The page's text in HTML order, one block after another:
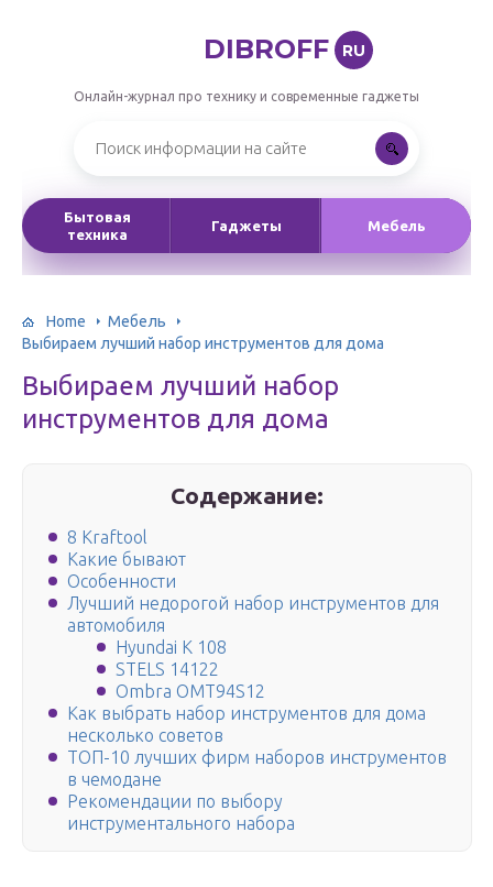
DIBROFF RU
Онлайн-журнал про технику и современные гаджеты
Бытовая
техника
Гаджеты Мебель
Home
Мебель
Выбираем лучший набор инструментов для дома
Выбираем лучший набор
инструментов для дома
Содержание:
8 Kraftool
Какие бывают
Особенности
Лучший недорогой набор инструментов для
автомобиля
Hyundai K 108
STELS 14122
Ombra OMT94S12
Как выбрать набор инструментов для дома
несколько советов
ТОП-10 лучших фирм наборов инструментов
в чемодане
Рекомендации по выбору
инструментального набора